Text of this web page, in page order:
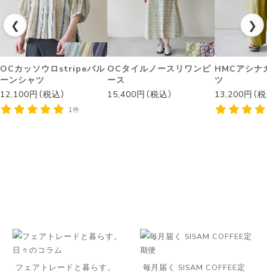
❮
OCカッソウロstripeバル
ーンシャツ
12,100円（税込）
1件
OCタイルノースリワンピ
ース
15,400円（税込）
HMCアシナ
ツ
13,200円（税
❯
フェアトレードと暮らす。
毎月届く SISAM COFFEE定